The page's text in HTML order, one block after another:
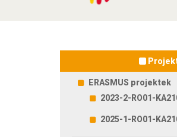
ERASMUS projektek
2023-2-RO01-
2025-1-RO01-